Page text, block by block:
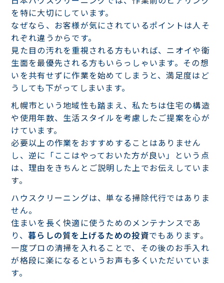
を特に大切にしています。
なぜなら、お客様が気にされているポイントは人そ
れぞれ違うからです。
見た目の汚れを重視される方もいれば、ニオイや衛
生面を最優先される方もいらっしゃいます。その想
いを共有せずに作業を始めてしまうと、満足度はど
うしても下がってしまいます。
札幌市という地域性も踏まえ、私たちは住宅の構造
や使用年数、生活スタイルを考慮したご提案を心が
けています。
必要以上の作業をおすすめすることはありません
し、逆に「ここはやっておいた方が良い」という点
は、理由をきちんとご説明した上でお伝えしていま
す。
ハウスクリーニングは、単なる掃除代行ではありま
せん。
住まいを長く快適に使うためのメンテナンスであ
り、 暮らしの質を上げるための投資でもあります。
一度プロの清掃を入れることで、その後のお手入れ
が格段に楽になるというお声も多くいただいていま
す。